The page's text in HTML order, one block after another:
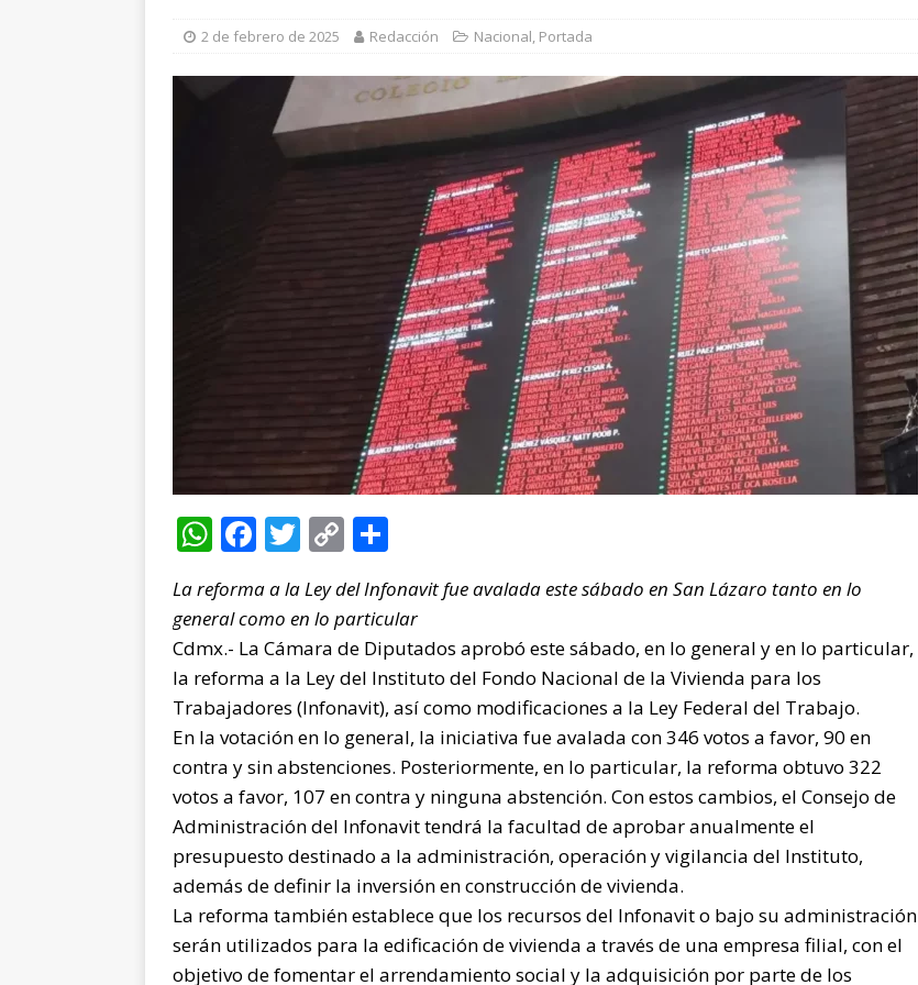
[ 5 de agosto de 2026 ]
Entrega Marco Bonilla rehabilitación del parque Mármol III en
beneficio de más de mil 500 vecinos
CHIHUAHUA MARCO BONILLA
[ 5 de agosto de 2026 ] Continúan jornadas de Jóvenes Unen al Barrio ESTATAL
2 de febrero de 2025 Redacción Nacional, Portada
W
at
s
A
p
p
F
c
e
b
o
o
k
T
it
te
r
C
p
y
Li
n
k
m
p
ar
ti
r
La reforma a la Ley del Infonavit fue avalada este sábado en San Lázaro tanto en lo
general como en lo particular
Cdmx.- La Cámara de Diputados aprobó este sábado, en lo general y en lo particular,
la reforma a la Ley del Instituto del Fondo Nacional de la Vivienda para los
Trabajadores (Infonavit), así como modificaciones a la Ley Federal del Trabajo.
En la votación en lo general, la iniciativa fue avalada con 346 votos a favor, 90 en
contra y sin abstenciones. Posteriormente, en lo particular, la reforma obtuvo 322
votos a favor, 107 en contra y ninguna abstención. Con estos cambios, el Consejo de
Administración del Infonavit tendrá la facultad de aprobar anualmente el
presupuesto destinado a la administración, operación y vigilancia del Instituto,
además de definir la inversión en construcción de vivienda.
La reforma también establece que los recursos del Infonavit o bajo su administración
serán utilizados para la edificación de vivienda a través de una empresa filial, con el
objetivo de fomentar el arrendamiento social y la adquisición por parte de los